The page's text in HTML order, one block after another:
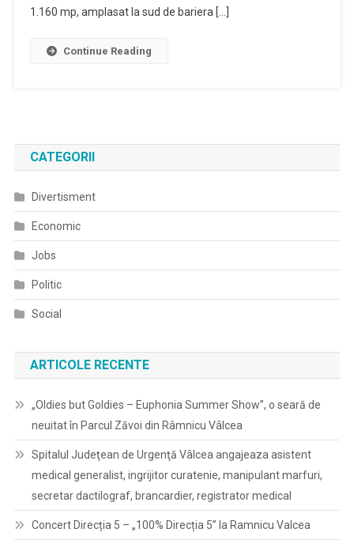
1.160 mp, amplasat la sud de bariera […]
Continue Reading
CATEGORII
Divertisment
Economic
Jobs
Politic
Social
ARTICOLE RECENTE
„Oldies but Goldies – Euphonia Summer Show”, o seară de
neuitat în Parcul Zăvoi din Râmnicu Vâlcea
Spitalul Judeţean de Urgenţă Vâlcea angajeaza asistent
medical generalist, ingrijitor curatenie, manipulant marfuri,
secretar dactilograf, brancardier, registrator medical
Concert Direcția 5 – „100% Direcția 5” la Ramnicu Valcea